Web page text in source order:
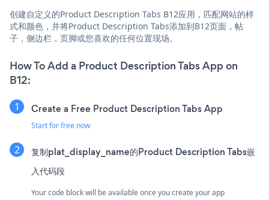
创建自定义的Product Description Tabs B12应用，匹配网站的样
式和颜色，并将Product Description Tabs添加到B12页面，帖
子，侧边栏，页脚或您喜欢的任何位置现场。
How To Add a Product Description Tabs App on
B12:
Create a Free Product Description Tabs App
Start for free now
复制plat_display_name的Product Description Tabs嵌
入代码段
Your code block will be available once you create your app